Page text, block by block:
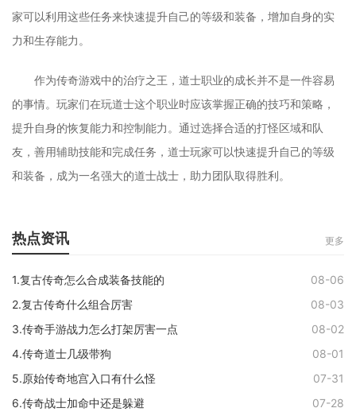
家可以利用这些任务来快速提升自己的等级和装备，增加自身的实
力和生存能力。
作为传奇游戏中的治疗之王，道士职业的成长并不是一件容易
的事情。玩家们在玩道士这个职业时应该掌握正确的技巧和策略，
提升自身的恢复能力和控制能力。通过选择合适的打怪区域和队
友，善用辅助技能和完成任务，道士玩家可以快速提升自己的等级
和装备，成为一名强大的道士战士，助力团队取得胜利。
热点资讯 更多
1.复古传奇怎么合成装备技能的
08-06
2.复古传奇什么组合厉害
08-03
3.传奇手游战力怎么打架厉害一点
08-02
4.传奇道士几级带狗
08-01
5.原始传奇地宫入口有什么怪
07-31
6.传奇战士加命中还是躲避
07-28